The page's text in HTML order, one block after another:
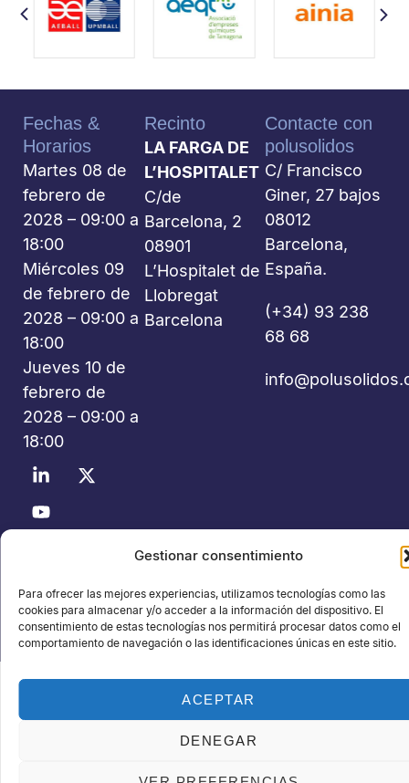
Gestionar consentimiento
Para ofrecer las mejores experiencias, utilizamos tecnologías como las
cookies para almacenar y/o acceder a la información del dispositivo. El
consentimiento de estas tecnologías nos permitirá procesar datos como el
comportamiento de navegación o las identificaciones únicas en este sitio.
ACEPTAR
DENEGAR
Fechas &
Horarios
Martes 08 de
febrero de
2028 – 09:00 a
18:00
Miércoles 09
de febrero de
2028 – 09:00 a
18:00
Jueves 10 de
febrero de
2028 – 09:00 a
18:00
Recinto
LA FARGA DE
L’HOSPITALET
C/de
Barcelona, 2
08901
L’Hospitalet de
Llobregat
Barcelona
Contacte con
polusolidos
C/ Francisco
Giner, 27 bajos
08012
Barcelona,
España.
(+34) 93 238
68 68
©2026 Polusolidos® - Todos los derechos reservados -
folio 22, tomo 22.184 hoja nºB-32669
Política de Privacidad de Datos Política de CookiesAviso legal